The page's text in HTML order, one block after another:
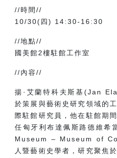
//時間 //
10/30(四) 14:30-16:30
//地點//
國美館2樓駐館工作室
//內容//
揚·艾蘭特科夫斯基(Jan
於策展與藝術史研究領域的
際駐館研究員，他在駐館期
任匈牙利布達佩斯路德維希
Museum – Museum of
人暨藝術史學者，研究聚焦